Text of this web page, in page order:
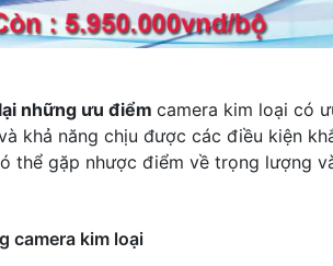
những ưu điểm camera kim loại có
khả năng chịu được các điều kiện
thể gặp nhược điểm về trọng lượng
camera kim loại